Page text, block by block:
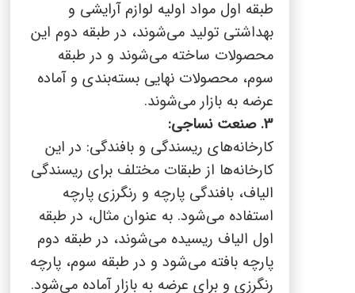
طبقه اول مواد اولیه لوازم آرایشی و
بهداشتی تولید می‌شوند، در طبقه دوم این
محصولات ساخته می‌شوند و در طبقه
سوم، محصولات نهایی بسته‌بندی و آماده
عرضه به بازار می‌شوند.
3. صنعت نساجی:
کارخانه‌های ریسندگی و بافندگی: در این
کارخانه‌ها از طبقات مختلف برای ریسندگی
الیاف، بافندگی پارچه و رنگرزی پارچه
استفاده می‌شود. به عنوان مثال، در طبقه
اول الیاف ریسیده می‌شوند، در طبقه دوم
پارچه بافته می‌شود و در طبقه سوم، پارچه
رنگرزی و برای عرضه به بازار آماده می‌شود.